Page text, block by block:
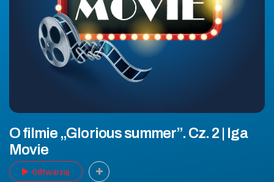
O filmie „Glorious summer”. Cz. 2 | Iga
Movie
Odtwarzaj